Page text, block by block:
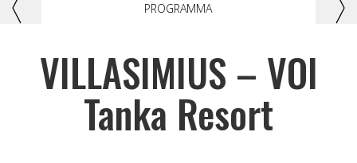
PROGRAMMA
VILLASIMIUS – VOI
Tanka Resort